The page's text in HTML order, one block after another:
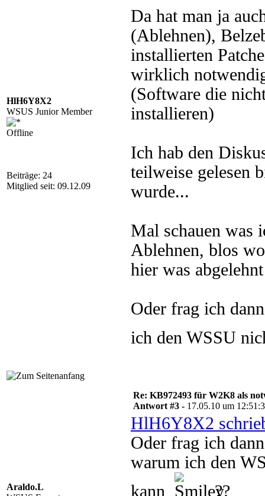
HlH6Y8X2
WSUS Junior Member
Offline
Beiträge: 24
Mitglied seit: 09.12.09
Da hat man ja
(Ablehnen),
installierten
wirklich
(Software die
installieren)
Ich hab den
teilweise gelesen
wurde...
Mal schauen was
Ablehnen, blos
hier was
Oder frag ich
ich den WSSU
Araldo.L
Re: KB972493 für W2K8 als
Antwort #3 - 17.05.10 um
HlH6Y8X2
Oder frag ich
warum ich den
kann
??